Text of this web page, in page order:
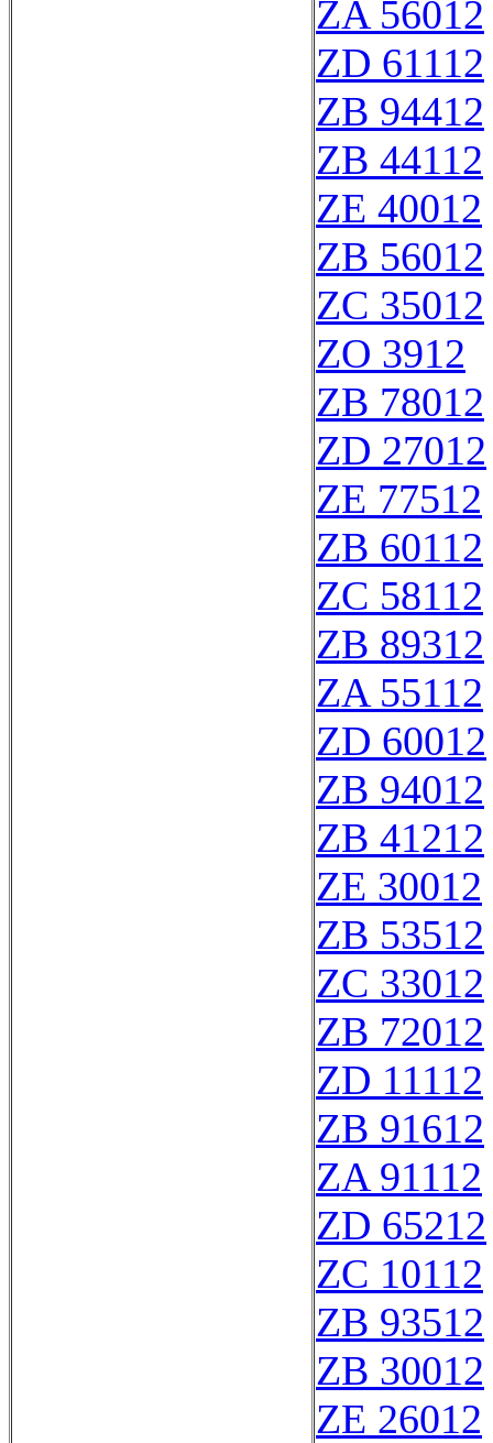
ZA 56012
ZD 61112
ZB 94412
ZB 44112
ZE 40012
ZB 56012
ZC 35012
ZO 3912
ZB 78012
ZD 27012
ZE 77512
ZB 60112
ZC 58112
ZB 89312
ZA 55112
ZD 60012
ZB 94012
ZB 41212
ZE 30012
ZB 53512
ZC 33012
ZB 72012
ZD 11112
ZB 91612
ZA 91112
ZD 65212
ZC 10112
ZB 93512
ZB 30012
ZE 26012